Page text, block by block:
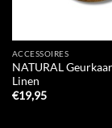
ACCESSOIRES
NATURAL
Linen
€19,95